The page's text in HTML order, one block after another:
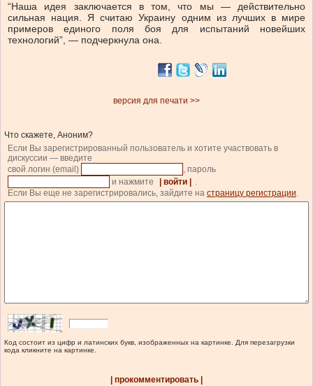
“Наша идея заключается в том, что мы — действительно
сильная нация. Я считаю Украину одним из лучших в мире
примеров единого поля боя для испытаний новейших
технологий”, — подчеркнула она.
версия для печати >>
Что скажете, Аноним?
Если Вы зарегистрированный пользователь и хотите участвовать в
дискуссии — введите
свой логин (email)
, пароль
и нажмите
| войти |
.
Если Вы еще не зарегистрировались, зайдите на страницу регистрации.
Код состоит из цифр и латинских букв, изображенных на картинке. Для перезагрузки
кода кликните на картинке.
| прокомментировать |